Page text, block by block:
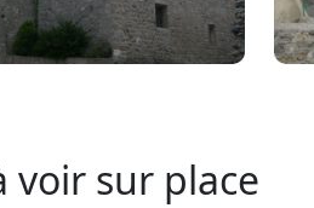
voir sur place